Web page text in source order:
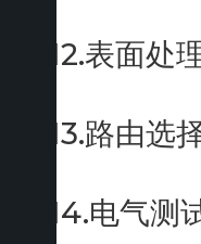
12.表面处
13.路由选
14.电气测